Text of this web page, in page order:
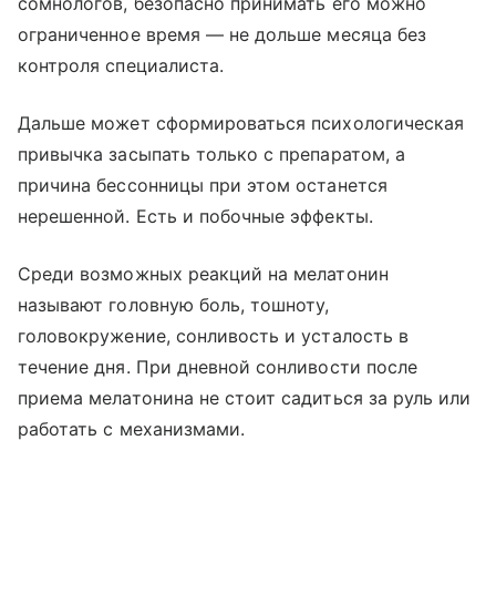
ограниченное время — не дольше месяца без
контроля специалиста.
Дальше может сформироваться психологическая
привычка засыпать только с препаратом, а
причина бессонницы при этом останется
нерешенной. Есть и побочные эффекты.
Среди возможных реакций на мелатонин
называют головную боль, тошноту,
головокружение, сонливость и усталость в
течение дня. При дневной сонливости после
приема мелатонина не стоит садиться за руль или
работать с механизмами.